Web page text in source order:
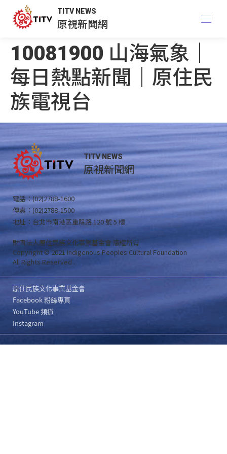
TITV NEWS
原視新聞網
10081900 山海氣象｜
每日熱點新聞｜原住民
族電視台
TITV NEWS
原視新聞網
電話：(02)2788-1600
傳真：(02)2788-1500
地址：台北市南港區重陽路 120 號 5 樓
財團法人原住民族文化事業基金會 版權所有
Copyright © 2021 Indigenous Peoples Cultural Foundation
All Rights Reserved .
原住民族文化事業基金會
Facebook 粉絲專頁
YouTube 頻道
Instagram